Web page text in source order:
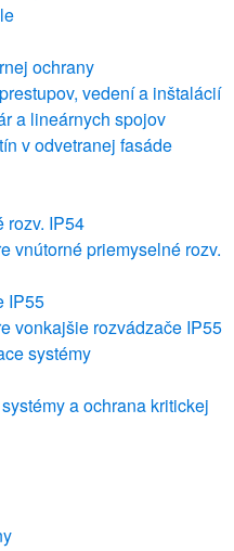
ochrany
vedení a inštalácií
a lineárnych spojov
v odvetranej fasáde
rozv. IP54
vnútorné priemyselné rozv.
IP55
vonkajšie rozvádzače IP55
systémy
a ochrana kritickej